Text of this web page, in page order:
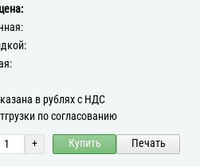
в рублях с НДС
по согласованию
+ Купить Печать